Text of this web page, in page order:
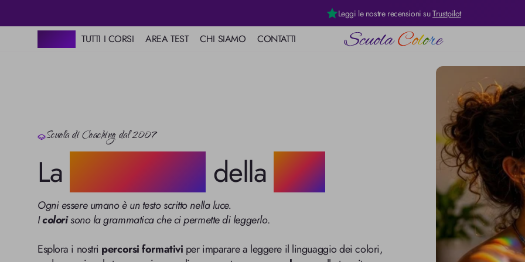
Leggi le nostre recensioni suTrustpilot
TUTTI I CORSI AREA TEST
Carta Astrologica
CHI SIAMO CONTATTI
Scuola di Coaching dal 2007
La Grammatica dellaLuce
Ogni essere umano è un testo scritto nella luce.
I colori sono la grammatica che ci permette di leggerlo.
Esplora i nostri percorsi formativi per imparare a leggere il linguaggio dei colori,